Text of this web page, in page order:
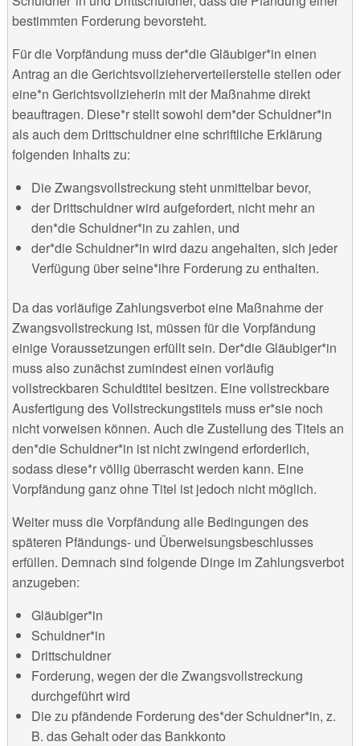
bestimmten Forderung bevorsteht.
Für die Vorpfändung muss der*die Gläubiger*in einen
Antrag an die Gerichtsvollzieherverteilerstelle stellen oder
eine*n Gerichtsvollzieherin mit der Maßnahme direkt
beauftragen. Diese*r stellt sowohl dem*der Schuldner*in
als auch dem Drittschuldner eine schriftliche Erklärung
folgenden Inhalts zu:
Die Zwangsvollstreckung steht unmittelbar bevor,
der Drittschuldner wird aufgefordert, nicht mehr an
den*die Schuldner*in zu zahlen, und
der*die Schuldner*in wird dazu angehalten, sich jeder
Verfügung über seine*ihre Forderung zu enthalten.
Da das vorläufige Zahlungsverbot eine Maßnahme der
Zwangsvollstreckung ist, müssen für die Vorpfändung
einige Voraussetzungen erfüllt sein. Der*die Gläubiger*in
muss also zunächst zumindest einen vorläufig
vollstreckbaren Schuldtitel besitzen. Eine vollstreckbare
Ausfertigung des Vollstreckungstitels muss er*sie noch
nicht vorweisen können. Auch die Zustellung des Titels an
den*die Schuldner*in ist nicht zwingend erforderlich,
sodass diese*r völlig überrascht werden kann. Eine
Vorpfändung ganz ohne Titel ist jedoch nicht möglich.
Weiter muss die Vorpfändung alle Bedingungen des
späteren Pfändungs- und Überweisungsbeschlusses
erfüllen. Demnach sind folgende Dinge im Zahlungsverbot
anzugeben:
Gläubiger*in
Schuldner*in
Drittschuldner
Forderung, wegen der die Zwangsvollstreckung
durchgeführt wird
Die zu pfändende Forderung des*der Schuldner*in, z.
B. das Gehalt oder das Bankkonto